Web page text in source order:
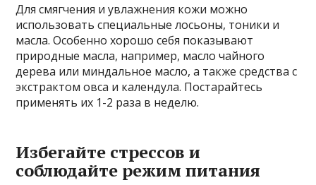
Для смягчения и увлажнения кожи можно
использовать специальные лосьоны, тоники и
масла. Особенно хорошо себя показывают
природные масла, например, масло чайного
дерева или миндальное масло, а также средства с
экстрактом овса и календула. Постарайтесь
применять их 1-2 раза в неделю.
Избегайте стрессов и
соблюдайте режим питания